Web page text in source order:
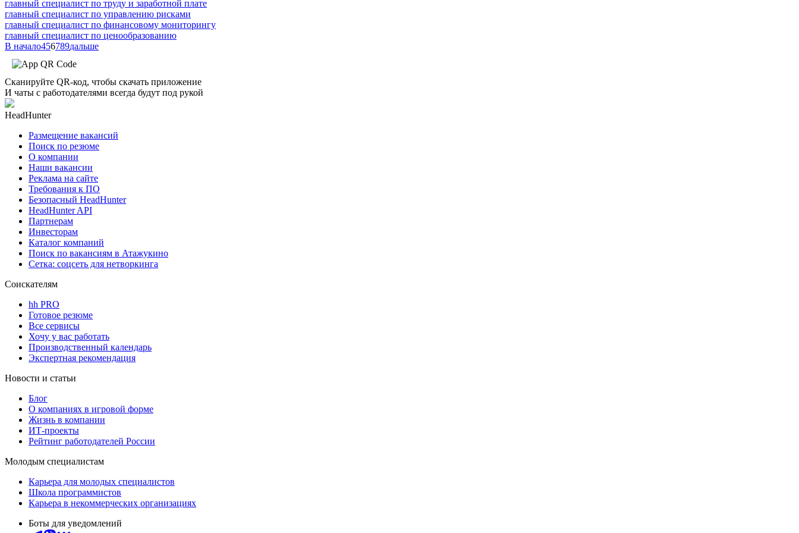
главный специалист по труду и заработной плате
главный специалист по управлению рисками
главный специалист по финансовому мониторингу
главный специалист по ценообразованию
В начало456789дальше
Сканируйте QR-код, чтобы скачать приложение
И чаты с работодателями всегда будут под рукой
HeadHunter
Размещение вакансий
Поиск по резюме
О компании
Наши вакансии
Реклама на сайте
Требования к ПО
Безопасный HeadHunter
HeadHunter API
Партнерам
Инвесторам
Каталог компаний
Поиск по вакансиям в Атажукино
Сетка: соцсеть для нетворкинга
Соискателям
hh PRO
Готовое резюме
Все сервисы
Хочу у вас работать
Производственный календарь
Экспертная рекомендация
Новости и статьи
Блог
О компаниях в игровой форме
Жизнь в компании
ИТ-проекты
Рейтинг работодателей России
Молодым специалистам
Карьера для молодых специалистов
Школа программистов
Карьера в некоммерческих организациях
Боты для уведомлений